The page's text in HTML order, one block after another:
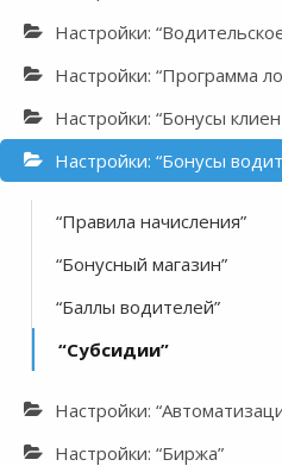
Настройки:
Настройки: “Программа
Настройки: “Бонусы
Настройки: “Бонусы
“Правила начисления”
“Бонусный магазин”
“Баллы водителей”
“Субсидии”
Настройки:
Настройки: “Биржа”